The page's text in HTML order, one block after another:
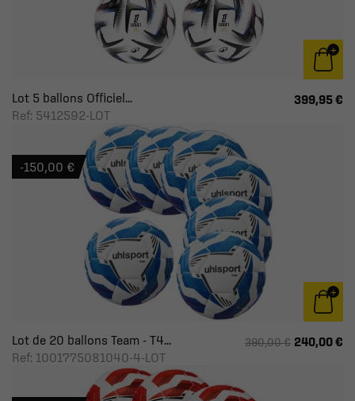
Lot 5 ballons Officiel...
Ref: 5412592-LOT
399,95 €
Lot de 20 ballons Team - T4...
Ref: 1001775081040-4-LOT
390,00 € 240,00 €
-150,00 €